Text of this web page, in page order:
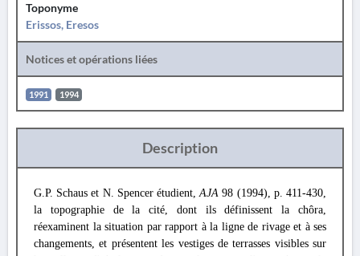
Toponyme
Erissos, Eresos
Notices et opérations liées
1991 1994
Description
G.P. Schaus et N. Spencer étudient,AJA 98 (1994), p. 411-430,
la topographie de la cité, dont ils définissent la chôra,
réexaminent la situation par rapport à la ligne de rivage et à ses
changements, et présentent les vestiges de terrasses visibles sur